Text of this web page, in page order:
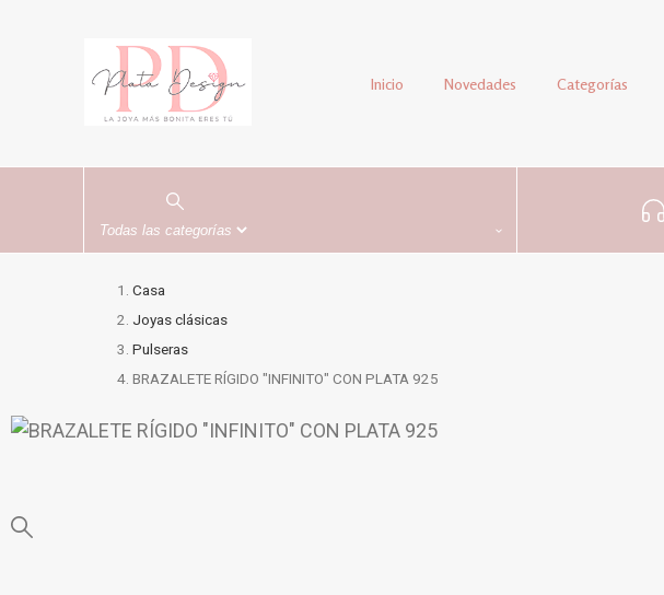
Inicio Novedades Categorías
Casa
Joyas clásicas
Pulseras
BRAZALETE RÍGIDO "INFINITO" CON PLATA 925